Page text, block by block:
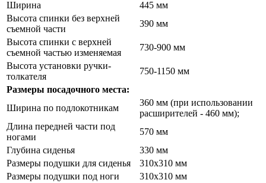
Ширина
445 мм
Высота спинки без верхней
съемной части
390 мм
Высота спинки с верхней
съемной частью изменяемая
730-900 мм
Высота установки ручки-
толкателя
750-1150 мм
Размеры посадочного места:
Ширина по подлокотникам
360 мм (при использовании
расширителей - 460 мм);
Длина передней части под
ногами
570 мм
Глубина сиденья
330 мм
Размеры подушки для сиденья
310х310 мм
Размеры подушки под ноги
310х310 мм